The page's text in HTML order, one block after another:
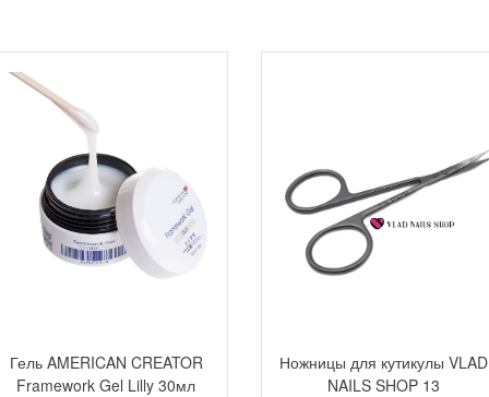
Гель AMERICAN CREATOR
Framework Gel Lilly 30мл
Ножницы для кутикулы VLAD
NAILS SHOP 13